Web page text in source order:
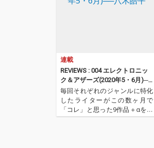
連載
REVIEWS : 004 エレクトロニッ
ク＆アザーズ(2020年5・6月)──
八木皓平
毎回それぞれのジャンルに特化
したライターがこの数ヶ月で
「コレ」と思った9作品＋αを紹
介するコーナー。今回はエレク